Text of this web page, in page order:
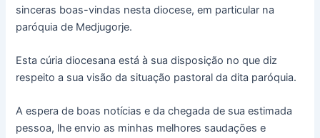
sinceras boas-vindas nesta diocese, em particular na
paróquia de Medjugorje.
Esta cúria diocesana está à sua disposição no que diz
respeito a sua visão da situação pastoral da dita paróquia.
A espera de boas notícias e da chegada de sua estimada
pessoa, lhe envio as minhas melhores saudações e